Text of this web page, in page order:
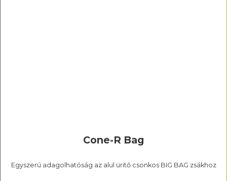
Cone-R Bag
Egyszerú adagolhatóság az alul üritő csonkos BIG BAG zsákhoz